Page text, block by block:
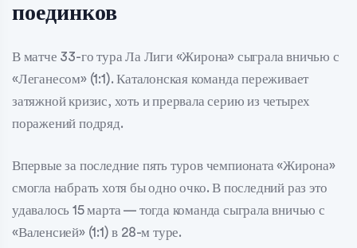
поединков
В матче 33-го тура Ла Лиги «Жирона» сыграла вничью с
«Леганесом» (1:1). Каталонская команда переживает
затяжной кризис, хоть и прервала серию из четырех
поражений подряд.
Впервые за последние пять туров чемпионата «Жирона»
смогла набрать хотя бы одно очко. В последний раз это
удавалось 15 марта — тогда команда сыграла вничью с
«Валенсией» (1:1) в 28-м туре.